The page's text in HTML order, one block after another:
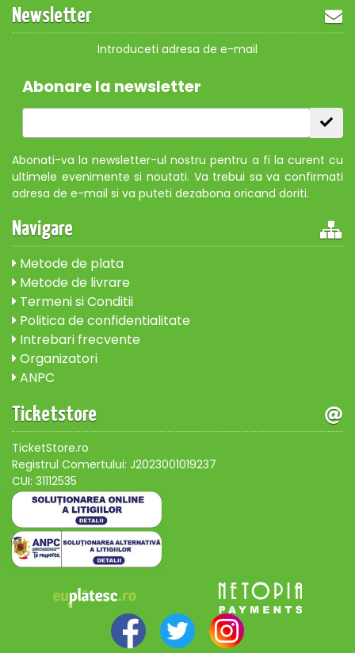
Newsletter
Introduceti adresa de e-mail
Abonare la newsletter
Abonati-va la newsletter-ul nostru pentru a fi la curent cu
ultimele evenimente si noutati. Va trebui sa va confirmati
adresa de e-mail si va puteti dezabona oricand doriti.
Navigare
Metode de plata
Metode de livrare
Termeni si Conditii
Politica de confidentialitate
Intrebari frecvente
Organizatori
ANPC
Ticketstore
TicketStore.ro
Registrul Comertului: J2023001019237
CUI: 31112535